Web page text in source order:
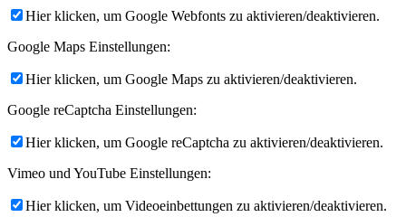
Hier klicken, um Google Webfonts zu aktivieren/deaktivieren.
Google Maps Einstellungen:
Hier klicken, um Google Maps zu aktivieren/deaktivieren.
Google reCaptcha Einstellungen:
Hier klicken, um Google reCaptcha zu aktivieren/deaktivieren.
Vimeo und YouTube Einstellungen:
Hier klicken, um Videoeinbettungen zu aktivieren/deaktivieren.